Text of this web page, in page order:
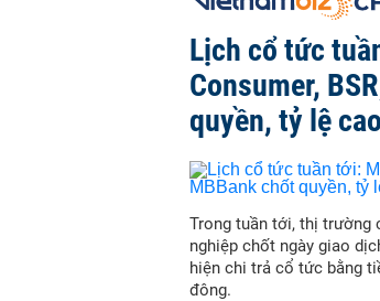
Lịch cổ tức
Consumer,
quyền, tỷ lệ
Trong tuần tới, thị trường
nghiệp chốt ngày giao
hiện chi trả cổ tức bằng
đông.